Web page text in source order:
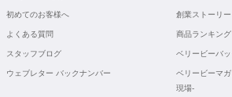
初めてのお客様へ 創業ストーリー
よくある質問 商品ランキング
スタッフブログ ベリービーバ
ウェブレター バックナンバー
ベリービーマ
現場-